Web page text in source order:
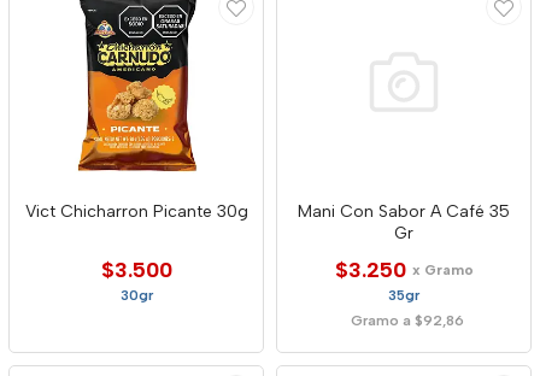
Vict Chicharron Picante 30g
$3.500
30gr
Mani Con Sabor A Café 35
Gr
$3.250 x Gramo
35gr
Gramo a $92,86